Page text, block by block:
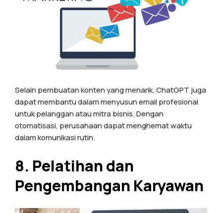
Selain pembuatan konten yang menarik, ChatGPT juga
dapat membantu dalam menyusun email profesional
untuk pelanggan atau mitra bisnis. Dengan
otomatisasi, perusahaan dapat menghemat waktu
dalam komunikasi rutin.
8. Pelatihan dan
Pengembangan Karyawan